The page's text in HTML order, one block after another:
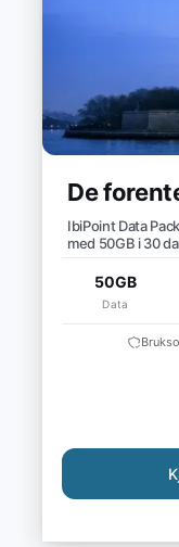
De
IbiPoint Data
med 50GB i 30
50GB
Data